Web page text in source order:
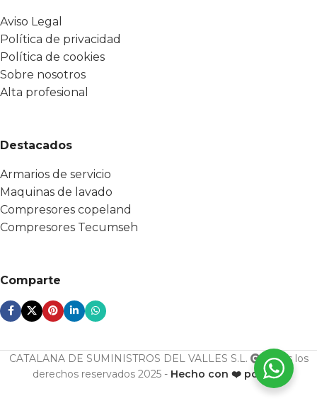
Aviso Legal
Política de privacidad
Política de cookies
Sobre nosotros
Alta profesional
Destacados
Armarios de servicio
Maquinas de lavado
Compresores copeland
Compresores Tecumseh
Comparte
CATALANA DE SUMINISTROS DEL VALLES S.L.
Todos los
derechos reservados 2025 - Hecho con ❤️ por ESF